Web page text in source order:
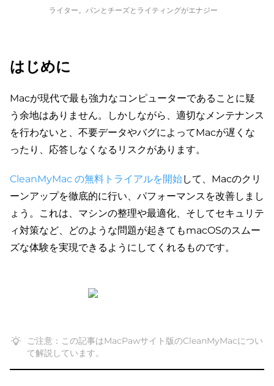
ライター。パンとチーズとライティングがエナジー
はじめに
Macが現代で最も強力なコンピューターであることに疑
う余地はありません。しかしながら、適切なメンテナンス
を行わないと、不要データやバグによってMacが遅くな
ったり、応答しなくなるリスクがあります。
CleanMyMac の無料トライアルを開始して、Macのクリ
ーンアップを徹底的に行い、パフォーマンスを改善しまし
ょう。これは、マシンの整理や最適化、そしてセキュリテ
ィ対策など、どのような問題が起きてもmacOSのスムー
ズな体験を実現できるようにしてくれるものです。
ご注意：この記事はMacPawサイト版のCleanMyMacについ
て解説しています。